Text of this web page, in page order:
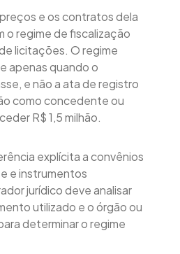
e os contratos dela
o regime de fiscalização
licitações. O regime
apenas quando o
e não a ata de registro
como concedente ou
R$ 1,5 milhão.
explícita a convênios
e instrumentos
jurídico deve analisar
utilizado e o órgão ou
determinar o regime